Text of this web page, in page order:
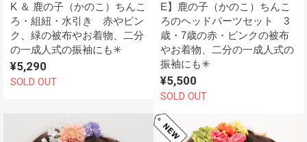
K ＆ 鹿の子（かのこ）ちんこ
ろ・組紐・水引き 赤やピン
ク、緑の被布やお着物、二分
の一成人式の振袖にも✳︎
¥5,290
SOLD OUT
E】鹿の子（かのこ）ちんこ
ろのヘッドパーツセット 3
歳・7歳の赤・ピンクの被布
やお着物、二分の一成人式の
振袖にも✳︎
¥5,500
SOLD OUT